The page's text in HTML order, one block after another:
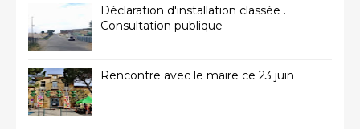
Déclaration d'installation classée .
Consultation publique
Rencontre avec le maire ce 23 juin